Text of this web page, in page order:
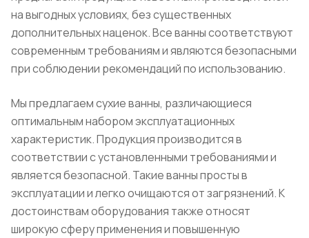
на выгодных условиях, без существенных
дополнительных наценок. Все ванны соответствуют
современным требованиям и являются безопасными
при соблюдении рекомендаций по использованию.
Мы предлагаем сухие ванны, различающиеся
оптимальным набором эксплуатационных
характеристик. Продукция производится в
соответствии с установленными требованиями и
является безопасной. Такие ванны просты в
эксплуатации и легко очищаются от загрязнений. К
достоинствам оборудования также относят
широкую сферу применения и повышенную